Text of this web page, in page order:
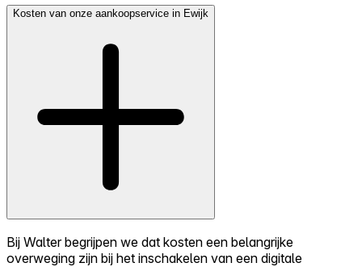
Kosten van onze aankoopservice in Ewijk
Bij Walter begrijpen we dat kosten een belangrijke
overweging zijn bij het inschakelen van een digitale